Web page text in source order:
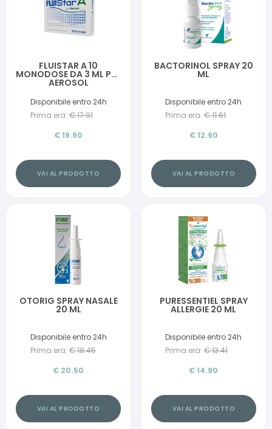
FLUISTAR A 10
MONODOSE DA 3 ML PER
AEROSOL
Disponibile entro 24h
Prima era: €17.91
€ 19.90
VAI AL PRODOTTO
BACTORINOL SPRAY 20
ML
Disponibile entro 24h
Prima era: €11.61
€ 12.90
VAI AL PRODOTTO
OTORIG SPRAY NASALE
20 ML
Disponibile entro 24h
Prima era: €18.45
€ 20.50
VAI AL PRODOTTO
PURESSENTIEL SPRAY
ALLERGIE 20 ML
Disponibile entro 24h
Prima era: €13.41
€ 14.90
VAI AL PRODOTTO